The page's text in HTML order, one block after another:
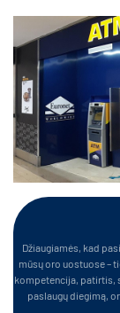
Džiaugiamės, kad
mūsų oro uostuose –
kompetencija, patirtis,
paslaugų diegimą,